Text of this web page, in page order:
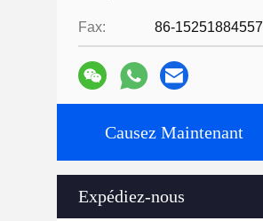
Fax: 86-15251884557
Causez Maintenant
Expédiez-nous